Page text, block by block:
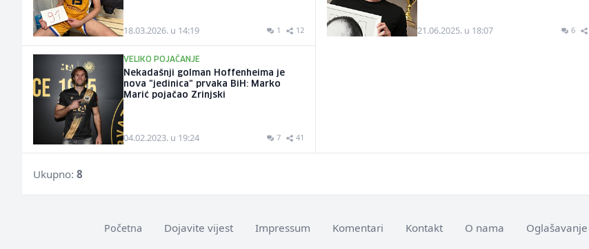
18.03.2026. u 14:19 1 12 21.06.2025. u 18:07 6
VELIKO POJAČANJE
Nekadašnji golman Hoffenheima je
nova "jedinica" prvaka BiH: Marko
Marić pojačao Zrinjski
04.02.2023. u 19:24 7 41
Ukupno: 8
Početna Dojavite vijest Impressum Komentari Kontakt O nama Oglašavanje